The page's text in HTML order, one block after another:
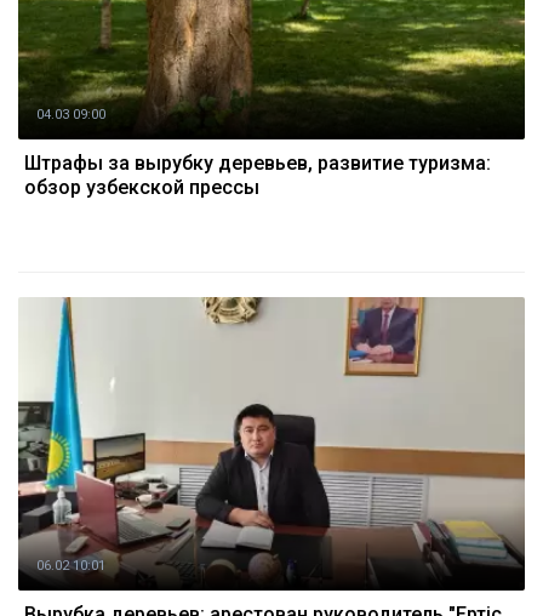
04.03 09:00
Штрафы за вырубку деревьев, развитие туризма:
обзор узбекской прессы
06.02 10:01